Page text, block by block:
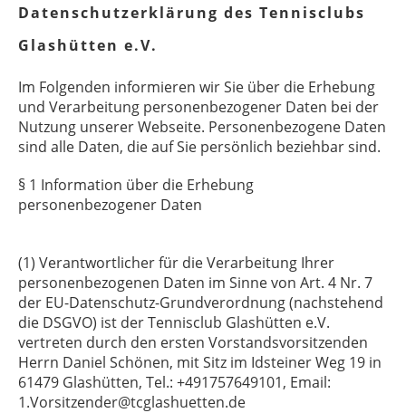
Datenschutzerklärung des Tennisclubs
Glashütten e.V.
Im Folgenden informieren wir Sie über die Erhebung
und Verarbeitung personenbezogener Daten bei der
Nutzung unserer Webseite. Personenbezogene Daten
sind alle Daten, die auf Sie persönlich beziehbar sind.
§ 1 Information über die Erhebung
personenbezogener Daten
(1) Verantwortlicher für die Verarbeitung Ihrer
personenbezogenen Daten im Sinne von Art. 4 Nr. 7
der EU-Datenschutz-Grundverordnung (nachstehend
die DSGVO) ist der Tennisclub Glashütten e.V.
vertreten durch den ersten Vorstandsvorsitzenden
Herrn Daniel Schönen, mit Sitz im Idsteiner Weg 19 in
61479 Glashütten, Tel.: +491757649101, Email:
1.Vorsitzender@tcglashuetten.de